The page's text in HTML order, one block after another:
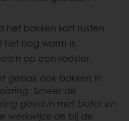
het bakken kort rusten
nog warm is.
op een rooster.
gebak ook bakken in
Smeer de
goed in met boter en
werkwijze als bij de